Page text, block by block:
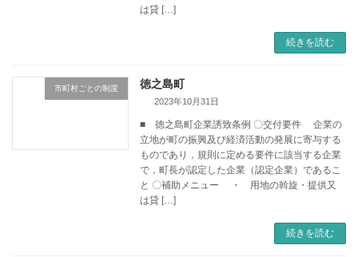
は貸 […]
続きを読む
市町村ごとの制度 徳之島町
2023年10月31日
■ 徳之島町企業誘致条例 〇交付要件 企業の
立地が町の振興及び経済活動の発展に寄与する
ものであり，規則に定める要件に該当する企業
で，町長が認定した企業（認定企業）であるこ
と 〇補助メニュー ・ 用地の斡旋・提供又
は貸 […]
続きを読む